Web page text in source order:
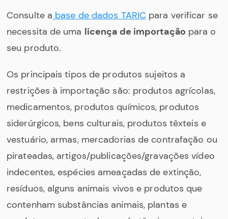
Consulte a base de dados TARIC para verificar se
necessita de uma licença de importação para o
seu produto.
Os principais tipos de produtos sujeitos a
restrições à importação são: produtos agrícolas,
medicamentos, produtos químicos, produtos
siderúrgicos, bens culturais, produtos têxteis e
vestuário, armas, mercadorias de contrafação ou
pirateadas, artigos/publicações/gravações vídeo
indecentes, espécies ameaçadas de extinção,
resíduos, alguns animais vivos e produtos que
contenham substâncias animais, plantas e